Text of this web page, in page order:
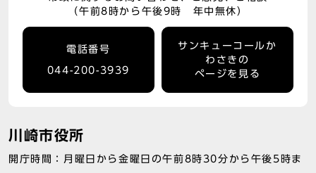
（午前8時から午後9時 年中無休）
電話番号
044-200-3939
サンキューコールか
わさきの
ページを見る
川崎市役所
開庁時間：月曜日から金曜日の午前8時30分から午後5時ま